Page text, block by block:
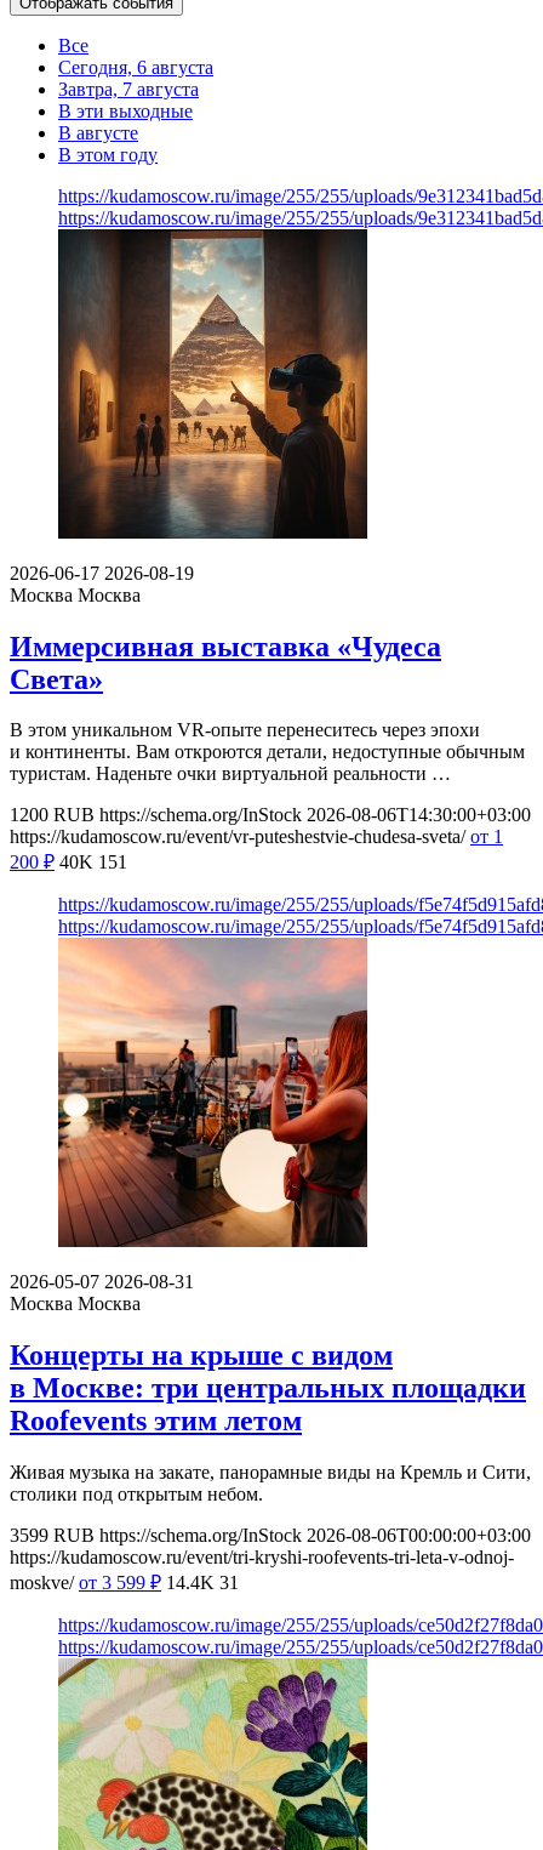
Все
Сегодня, 6 августа
Завтра, 7 августа
В эти выходные
В августе
В этом году
https://kudamoscow.ru/image/255/255/uploads/
https://kudamoscow.ru/image/255/255/uploads/
2026-06-17 2026-08-19
Москва Москва
Иммерсивная выставка «Чудеса
Света»
В этом уникальном VR-опыте перенеситесь через эпохи
и континенты. Вам откроются детали, недоступные обычным
туристам. Наденьте очки виртуальной реальности …
1200 RUB https://schema.org/InStock 2026-08-06T14:30:00+03:00
https://kudamoscow.ru/event/vr-puteshestvie-chudesa-sveta/ от 1
200 ₽ 40K 151
https://kudamoscow.ru/image/255/255/uploads/
https://kudamoscow.ru/image/255/255/uploads/
2026-05-07 2026-08-31
Москва Москва
Концерты на крыше с видом
в Москве: три центральных площадки
Roofevents этим летом
Живая музыка на закате, панорамные виды на Кремль и Сити,
столики под открытым небом.
3599 RUB https://schema.org/InStock 2026-08-06T00:00:00+03:00
https://kudamoscow.ru/event/tri-kryshi-roofevents-tri-leta-v-odnoj-
moskve/ от 3 599 ₽ 14.4K 31
https://kudamoscow.ru/image/255/255/uploads/
https://kudamoscow.ru/image/255/255/uploads/